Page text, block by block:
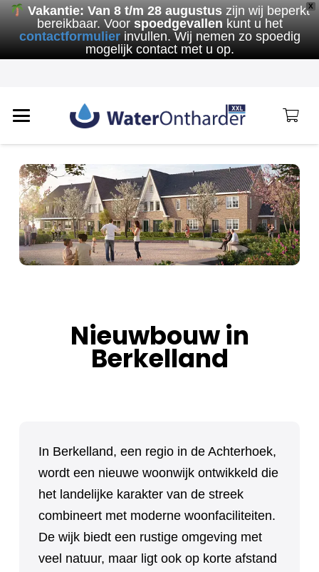
X
Vakantie: Van 8 t/m 28 augustuszijn wij beperkt
bereikbaar. Voor spoedgevallen kunt u het
contactformulierinvullen. Wij nemen zo spoedig
mogelijk contact met u op.
Nieuwbouw in
Berkelland
In Berkelland, een regio in de Achterhoek,
wordt een nieuwe woonwijk ontwikkeld die
het landelijke karakter van de streek
combineert met moderne woonfaciliteiten.
De wijk biedt een rustige omgeving met
veel natuur, maar ligt ook op korte afstand